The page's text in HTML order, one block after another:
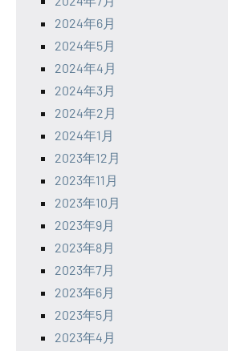
2024年6月
2024年5月
2024年4月
2024年3月
2024年2月
2024年1月
2023年12月
2023年11月
2023年10月
2023年9月
2023年8月
2023年7月
2023年6月
2023年5月
2023年4月